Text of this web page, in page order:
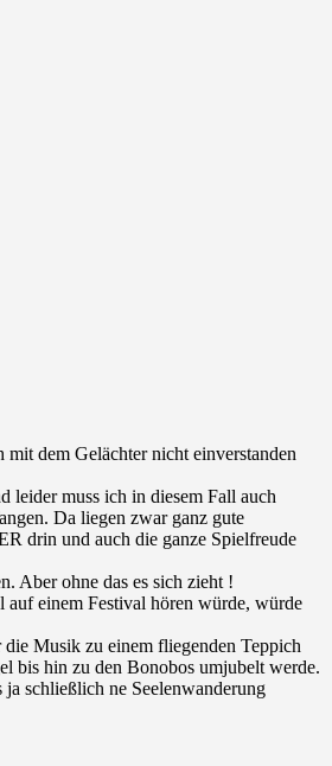
dem Gelächter nicht einverstanden
leider muss ich in diesem Fall auch
Da liegen zwar ganz gute
drin und auch die ganze Spielfreude
Aber ohne das es sich zieht !
auf einem Festival hören würde, würde
Musik zu einem fliegenden Teppich
bis hin zu den Bonobos umjubelt werde.
schließlich ne Seelenwanderung